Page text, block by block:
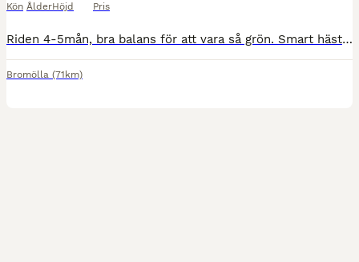
Kön ÅlderHöjd Pris
Riden 4-5mån, bra balans för att vara så grön. Smart häst som vill göra rätt. Mycket power o utstrålning. Passar dig som vill ha en framtida tävlingshäst i valfri kategori. Kommer gå 3-års test på sön
Bromölla (71km)